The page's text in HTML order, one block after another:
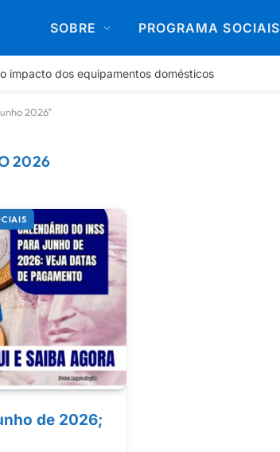
SOBRE PROGRAMA SOCIAIS
impacto dos equipamentos domésticos
2026"
2026
INSS junho 2026
de 2026;